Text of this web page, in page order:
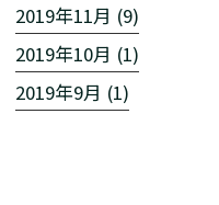
2019年11月 (9)
2019年10月 (1)
2019年9月 (1)